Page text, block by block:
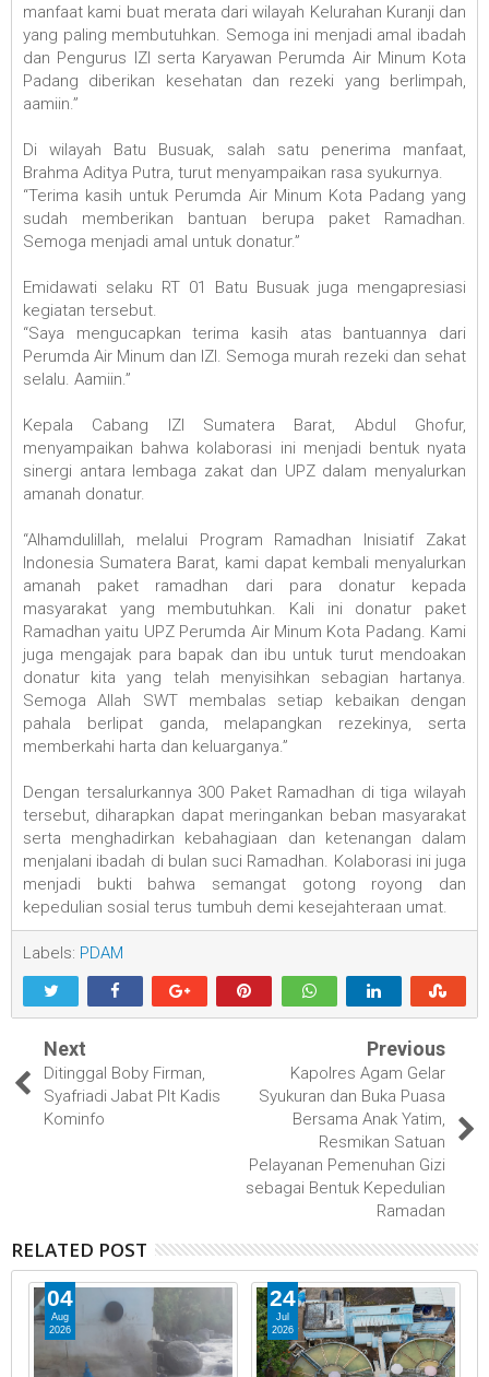
manfaat kami buat merata dari wilayah Kelurahan Kuranji dan
yang paling membutuhkan. Semoga ini menjadi amal ibadah
dan Pengurus IZI serta Karyawan Perumda Air Minum Kota
Padang diberikan kesehatan dan rezeki yang berlimpah,
aamiin.”
Di wilayah Batu Busuak, salah satu penerima manfaat,
Brahma Aditya Putra, turut menyampaikan rasa syukurnya.
“Terima kasih untuk Perumda Air Minum Kota Padang yang
sudah memberikan bantuan berupa paket Ramadhan.
Semoga menjadi amal untuk donatur.”
Emidawati selaku RT 01 Batu Busuak juga mengapresiasi
kegiatan tersebut.
“Saya mengucapkan terima kasih atas bantuannya dari
Perumda Air Minum dan IZI. Semoga murah rezeki dan sehat
selalu. Aamiin.”
Kepala Cabang IZI Sumatera Barat, Abdul Ghofur,
menyampaikan bahwa kolaborasi ini menjadi bentuk nyata
sinergi antara lembaga zakat dan UPZ dalam menyalurkan
amanah donatur.
“Alhamdulillah, melalui Program Ramadhan Inisiatif Zakat
Indonesia Sumatera Barat, kami dapat kembali menyalurkan
amanah paket ramadhan dari para donatur kepada
masyarakat yang membutuhkan. Kali ini donatur paket
Ramadhan yaitu UPZ Perumda Air Minum Kota Padang. Kami
juga mengajak para bapak dan ibu untuk turut mendoakan
donatur kita yang telah menyisihkan sebagian hartanya.
Semoga Allah SWT membalas setiap kebaikan dengan
pahala berlipat ganda, melapangkan rezekinya, serta
memberkahi harta dan keluarganya.”
Dengan tersalurkannya 300 Paket Ramadhan di tiga wilayah
tersebut, diharapkan dapat meringankan beban masyarakat
serta menghadirkan kebahagiaan dan ketenangan dalam
menjalani ibadah di bulan suci Ramadhan. Kolaborasi ini juga
menjadi bukti bahwa semangat gotong royong dan
kepedulian sosial terus tumbuh demi kesejahteraan umat.
Labels: PDAM
Next
Ditinggal Boby Firman,
Syafriadi Jabat Plt Kadis
Kominfo
Previous
Kapolres Agam Gelar
Syukuran dan Buka Puasa
Bersama Anak Yatim,
Resmikan Satuan
Pelayanan Pemenuhan Gizi
sebagai Bentuk Kepedulian
Ramadan
RELATED POST
04
Aug
2026
24
Jul
2026